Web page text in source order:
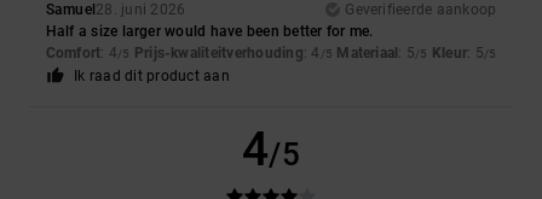
Samuel 28. juni 2026
Geverifieerde aankoop
Half a size larger would have been better for me.
Comfort: 4/5 Prijs-kwaliteitverhouding: 4 /5 Materiaal : 5/5 Kleur: 5/5
Ik raad dit product aan
4/5